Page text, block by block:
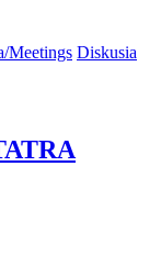
Meetings Diskusia